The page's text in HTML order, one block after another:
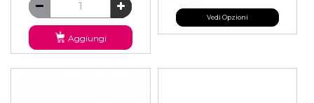
Aggiungi
Vedi Opzioni